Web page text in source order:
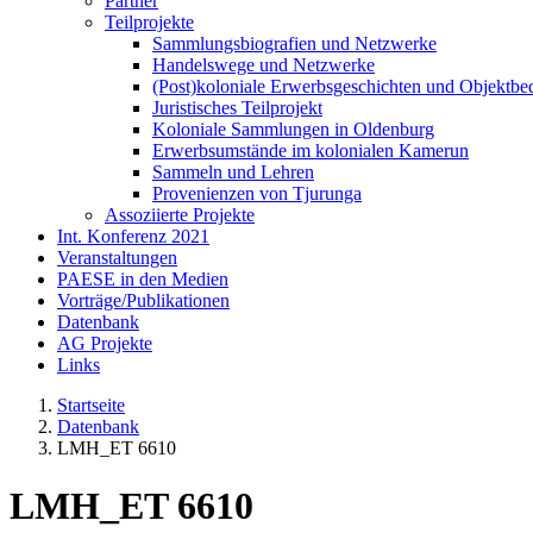
Teilprojekte
Sammlungsbiografien und Netzwerke
Handelswege und Netzwerke
(Post)koloniale Erwerbsgeschichten und
Juristisches Teilprojekt
Koloniale Sammlungen in Oldenburg
Erwerbsumstände im kolonialen Kamerun
Sammeln und Lehren
Provenienzen von Tjurunga
Assoziierte Projekte
Int. Konferenz 2021
Veranstaltungen
PAESE in den Medien
Vorträge/Publikationen
Datenbank
AG Projekte
Links
Startseite
Datenbank
LMH_ET 6610
LMH_ET 6610